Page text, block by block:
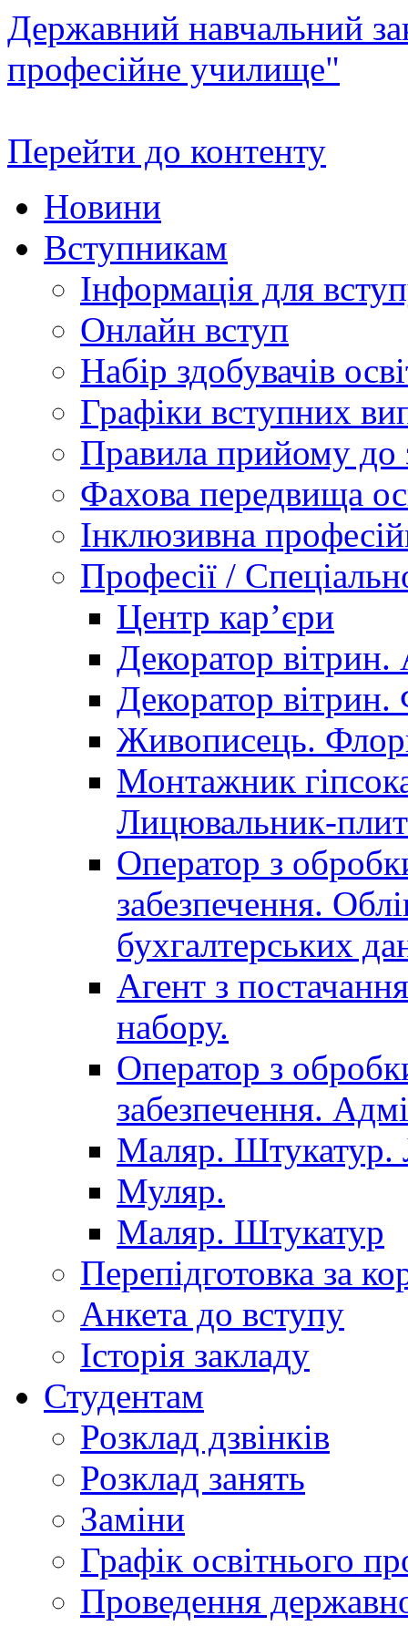
Державний навчальний
професійне училище"
Перейти до контенту
Новини
Вступникам
Інформація для
Онлайн вступ
Набір здобувачів
Графіки вступних
Правила прийому до
Фахова передвища
Інклюзивна
Професії /
Центр кар’єри
Декоратор вітрин.
Декоратор вітрин.
Живописець.
Монтажник
Лицювальник-
Оператор з
забезпечення.
бухгалтерських
Агент з
набору.
Оператор з
забезпечення.
Маляр. Штукатур.
Муляр.
Маляр. Штукатур
Перепідготовка за
Анкета до вступу
Історія закладу
Студентам
Розклад дзвінків
Розклад занять
Заміни
Графік освітнього
Проведення